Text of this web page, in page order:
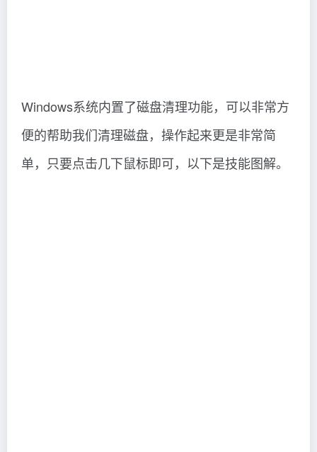
Windows系统内置了磁盘清理功能，可以非常方
便的帮助我们清理磁盘，操作起来更是非常简
单，只要点击几下鼠标即可，以下是技能图解。